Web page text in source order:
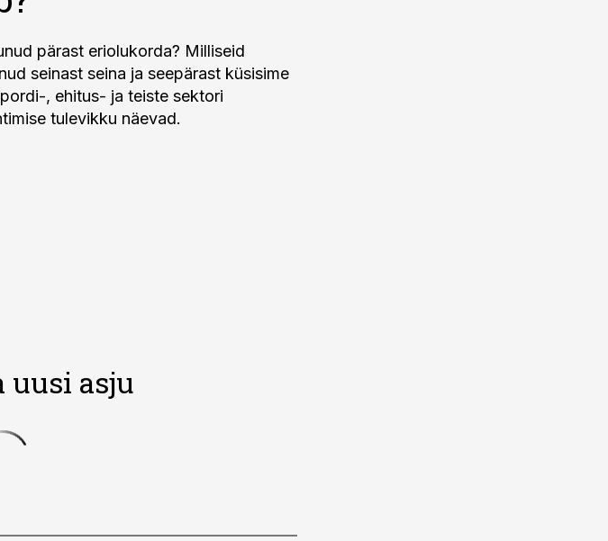
pärast eriolukorda? Milliseid
seinast seina ja seepärast küsisime
, ehitus- ja teiste sektori
tulevikku näevad.
uusi asju